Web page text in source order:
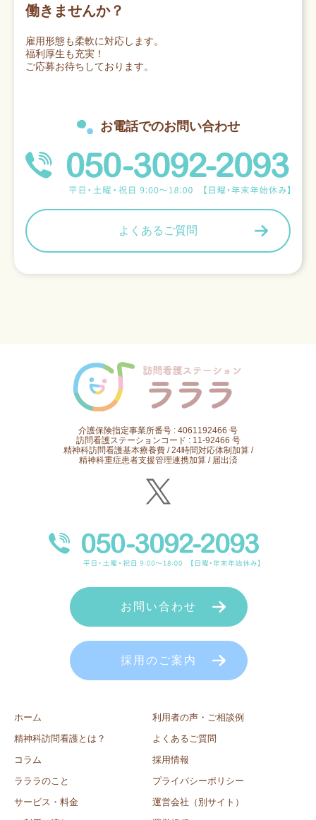
働きませんか？
雇用形態も柔軟に対応します。
福利厚生も充実！
ご応募お待ちしております。
お電話でのお問い合わせ
よくあるご質問
介護保険指定事業所番号 : 4061192466 号
訪問看護ステーションコード : 11-92466 号
精神科訪問看護基本療養費 / 24時間対応体制加算 /
精神科重症患者支援管理連携加算 / 届出済
ホーム
精神科訪問看護とは？
コラム
ラララのこと
サービス・料金
利用者の声・ご相談例
よくあるご質問
採用情報
プライバシーポリシー
運営会社（別サイト）
お問い合わせ
採用のご案内